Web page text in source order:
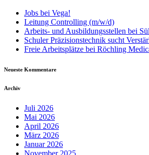
Jobs bei Vega!
Leitung Controlling (m/w/d)
Arbeits- und Ausbildungsstellen bei
Schuler Präzisionstechnik sucht
Freie Arbeitsplätze bei Röchling
Neueste Kommentare
Archiv
Juli 2026
Mai 2026
April 2026
März 2026
Januar 2026